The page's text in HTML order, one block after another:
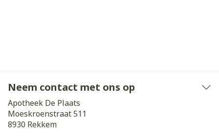
Neem contact met ons op
Apotheek De Plaats
Moeskroenstraat 511
8930 Rekkem